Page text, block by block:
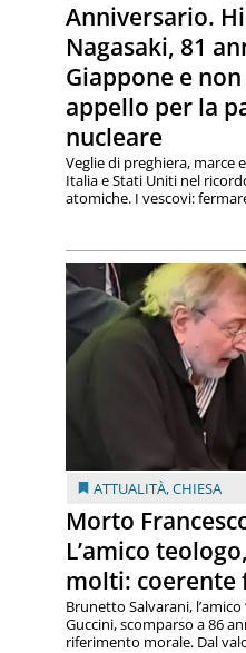
Anniversario.
Nagasaki, 81
Giappone e
appello per la
nucleare
Veglie di preghiera, marce
Italia e Stati Uniti nel
atomiche. I vescovi:
ATTUALITÀ,CHIESA
Morto
L’amico
molti: coerente
Brunetto Salvarani,
Guccini, scomparso a 86
riferimento morale. Dal